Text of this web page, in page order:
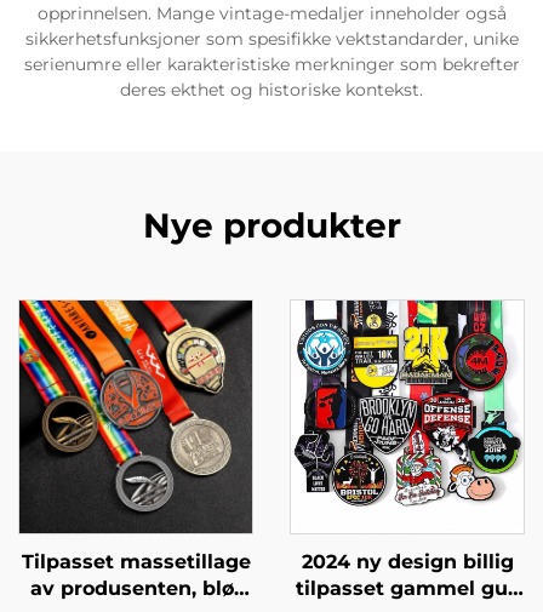
opprinnelsen. Mange vintage-medaljer inneholder også
sikkerhetsfunksjoner som spesifikke vektstandarder, unike
serienumre eller karakteristiske merkninger som bekrefter
deres ekthet og historiske kontekst.
Nye produkter
Tilpasset massetillage
av produsenten, bløt
2024 ny design billig
tilpasset gammel gull